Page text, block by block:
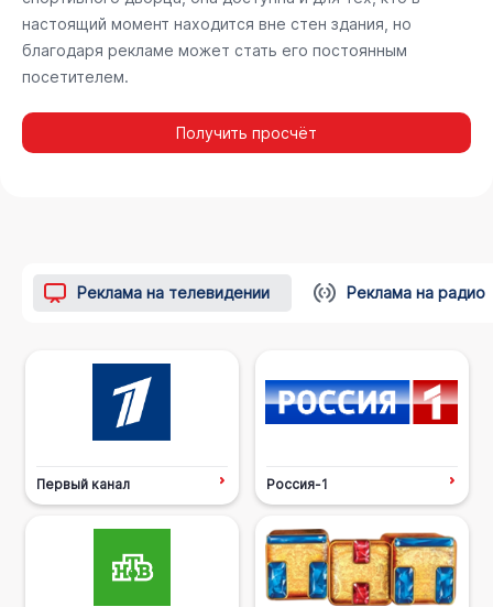
настоящий момент находится вне стен здания, но
благодаря рекламе может стать его постоянным
посетителем.
Получить просчёт
Реклама на телевидении Реклама на радио
Первый канал Россия-1